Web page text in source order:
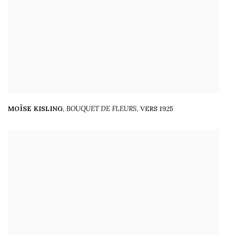
MOÏSE KISLING, BOUQUET DE FLEURS, VERS 1925